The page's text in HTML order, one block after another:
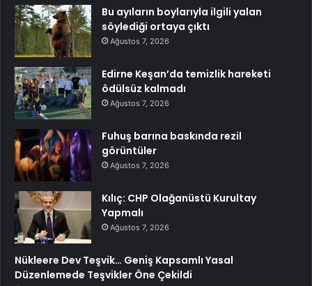
Bu ayıların boylarıyla ilgili yalan
söylediği ortaya çıktı
Ağustos 7, 2026
Edirne Keşan’da temizlik hareketi
ödülsüz kalmadı
Ağustos 7, 2026
Fuhuş barına baskında rezil
görüntüler
Ağustos 7, 2026
Kılıç: CHP Olağanüstü Kurultay
Yapmalı
Ağustos 7, 2026
Nükleere Dev Teşvik… Geniş Kapsamlı Yasal
Düzenlemede Teşvikler Öne Çekildi